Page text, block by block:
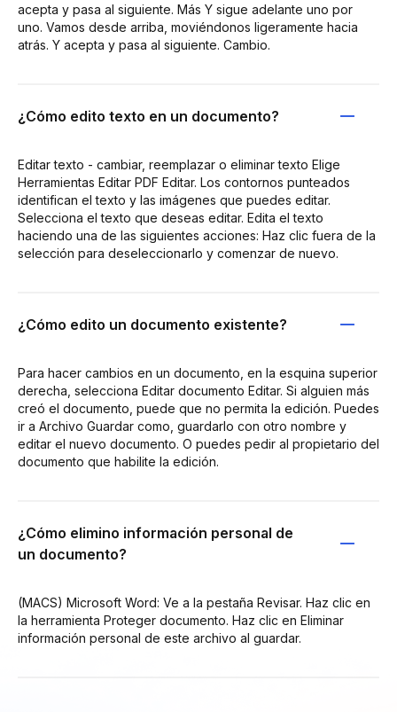
acepta y pasa al siguiente. Más Y sigue adelante uno por
uno. Vamos desde arriba, moviéndonos ligeramente hacia
atrás. Y acepta y pasa al siguiente. Cambio.
¿Cómo edito texto en un documento?
Editar texto - cambiar, reemplazar o eliminar texto Elige
Herramientas Editar PDF Editar. Los contornos punteados
identifican el texto y las imágenes que puedes editar.
Selecciona el texto que deseas editar. Edita el texto
haciendo una de las siguientes acciones: Haz clic fuera de la
selección para deseleccionarlo y comenzar de nuevo.
¿Cómo edito un documento existente?
Para hacer cambios en un documento, en la esquina superior
derecha, selecciona Editar documento Editar. Si alguien más
creó el documento, puede que no permita la edición. Puedes
ir a Archivo Guardar como, guardarlo con otro nombre y
editar el nuevo documento. O puedes pedir al propietario del
documento que habilite la edición.
¿Cómo elimino información personal de
un documento?
(MACS) Microsoft Word: Ve a la pestaña Revisar. Haz clic en
la herramienta Proteger documento. Haz clic en Eliminar
información personal de este archivo al guardar.